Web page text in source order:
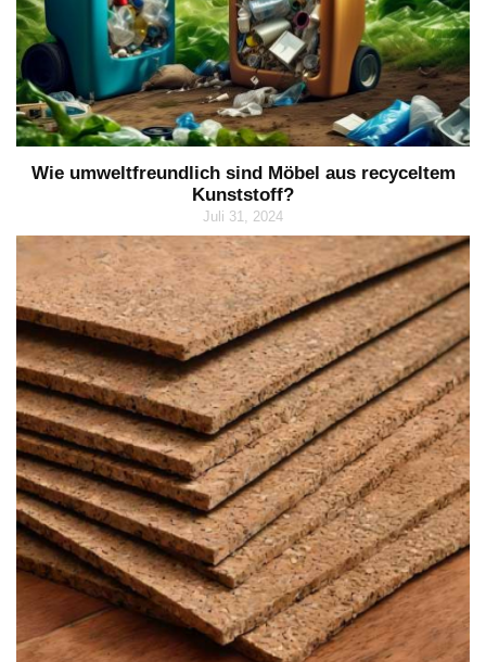
Wie umweltfreundlich sind Möbel aus recyceltem
Kunststoff?
Juli 31, 2024